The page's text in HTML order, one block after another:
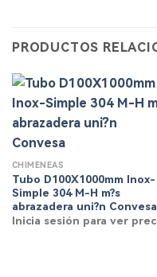
PRODUCTOS
CHIMENEAS
Tubo D100X1000mm Inox-
Simple 304 M-H m?s
abrazadera uni?n Convesa
Inicia sesión para ver